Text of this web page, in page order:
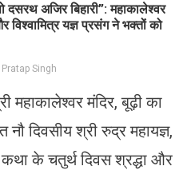
अजिर बिहारी”: महाकालेश्वर
विश्वामित्र यज्ञ प्रसंग ने भक्तों को
Pratap Singh
महाकालेश्वर मंदिर, बूढ़ी का
दिवसीय श्री रुद्र महायज्ञ,
कथा के चतुर्थ दिवस श्रद्धा और